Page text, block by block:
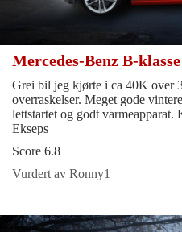
Mercedes-Benz B-
Grei bil jeg kjørte i ca 40K over
overraskelser. Meget gode
lettstartet og godt
Ekseps
Score 6.8
Vurdert av Ronny1